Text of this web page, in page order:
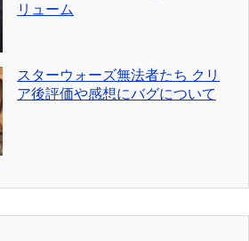
リューム
スターウォーズ無法者たち クリ
ア後評価や感想にバグについて